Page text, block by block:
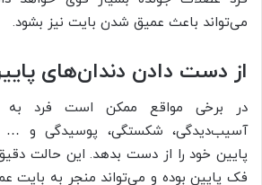
می‌تواند باعث عمیق شدن بایت نیز بشود.
از دست دادن دندان‌های
در برخی مواقع ممکن است فرد به
آسیب‌دیدگی، شکستگی، پوسیدگی و
پایین خود را از دست بدهد. این حالت
فک پایین بوده و می‌تواند منجر به بایت